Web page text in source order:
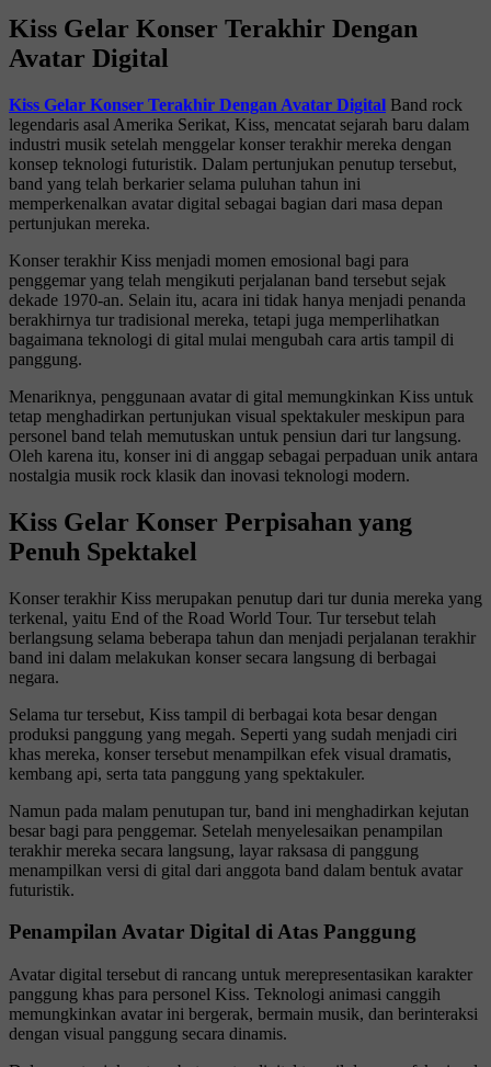
Kiss Gelar Konser Terakhir Dengan
Avatar Digital
Kiss Gelar Konser Terakhir Dengan Avatar Digital Band rock
legendaris asal Amerika Serikat, Kiss, mencatat sejarah baru dalam
industri musik setelah menggelar konser terakhir mereka dengan
konsep teknologi futuristik. Dalam pertunjukan penutup tersebut,
band yang telah berkarier selama puluhan tahun ini
memperkenalkan avatar digital sebagai bagian dari masa depan
pertunjukan mereka.
Konser terakhir Kiss menjadi momen emosional bagi para
penggemar yang telah mengikuti perjalanan band tersebut sejak
dekade 1970-an. Selain itu, acara ini tidak hanya menjadi penanda
berakhirnya tur tradisional mereka, tetapi juga memperlihatkan
bagaimana teknologi di gital mulai mengubah cara artis tampil di
panggung.
Menariknya, penggunaan avatar di gital memungkinkan Kiss untuk
tetap menghadirkan pertunjukan visual spektakuler meskipun para
personel band telah memutuskan untuk pensiun dari tur langsung.
Oleh karena itu, konser ini di anggap sebagai perpaduan unik antara
nostalgia musik rock klasik dan inovasi teknologi modern.
Kiss Gelar Konser Perpisahan yang
Penuh Spektakel
Konser terakhir Kiss merupakan penutup dari tur dunia mereka yang
terkenal, yaitu End of the Road World Tour. Tur tersebut telah
berlangsung selama beberapa tahun dan menjadi perjalanan terakhir
band ini dalam melakukan konser secara langsung di berbagai
negara.
Selama tur tersebut, Kiss tampil di berbagai kota besar dengan
produksi panggung yang megah. Seperti yang sudah menjadi ciri
khas mereka, konser tersebut menampilkan efek visual dramatis,
kembang api, serta tata panggung yang spektakuler.
Namun pada malam penutupan tur, band ini menghadirkan kejutan
besar bagi para penggemar. Setelah menyelesaikan penampilan
terakhir mereka secara langsung, layar raksasa di panggung
menampilkan versi di gital dari anggota band dalam bentuk avatar
futuristik.
Penampilan Avatar Digital di Atas Panggung
Avatar digital tersebut di rancang untuk merepresentasikan karakter
panggung khas para personel Kiss. Teknologi animasi canggih
memungkinkan avatar ini bergerak, bermain musik, dan berinteraksi
dengan visual panggung secara dinamis.